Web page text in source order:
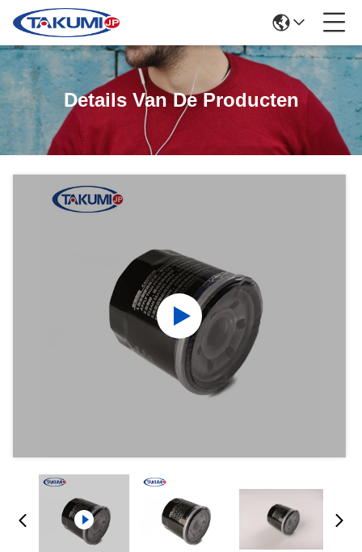
Details Van De Producten